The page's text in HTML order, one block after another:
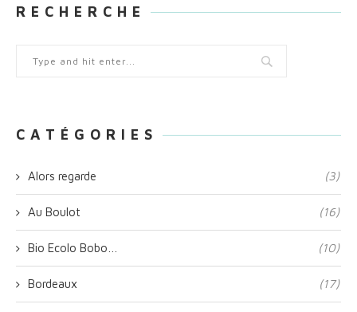
R E C H E R C H E
C A T É G O R I E S
Alors regarde (3)
Au Boulot (16)
Bio Ecolo Bobo… (10)
Bordeaux (17)